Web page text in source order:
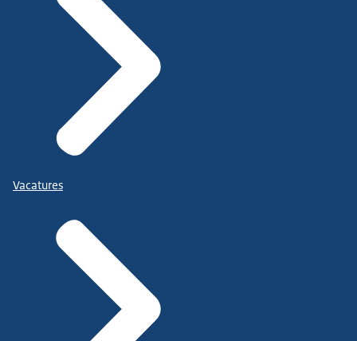
Vacatures